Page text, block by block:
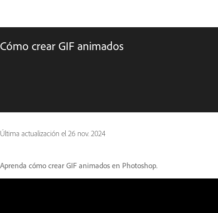
Cómo crear GIF animados
Última actualización el 26 nov. 2024
Aprenda cómo crear GIF animados en Photoshop.